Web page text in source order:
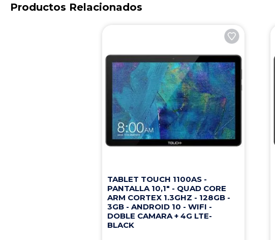
Productos Relacionados
TABLET TOUCH 1100AS -
PANTALLA 10,1" - QUAD CORE
ARM CORTEX 1.3GHZ - 128GB -
3GB - ANDROID 10 - WIFI -
DOBLE CAMARA + 4G LTE-
BLACK